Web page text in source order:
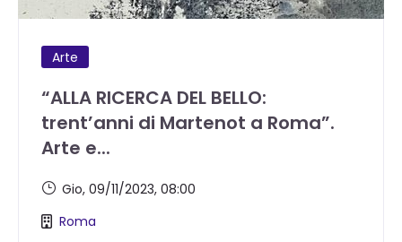
Arte
“ALLA RICERCA DEL BELLO:
trent’anni di Martenot a Roma”.
Arte e...
Roma
Gio, 09/11/2023, 08:00